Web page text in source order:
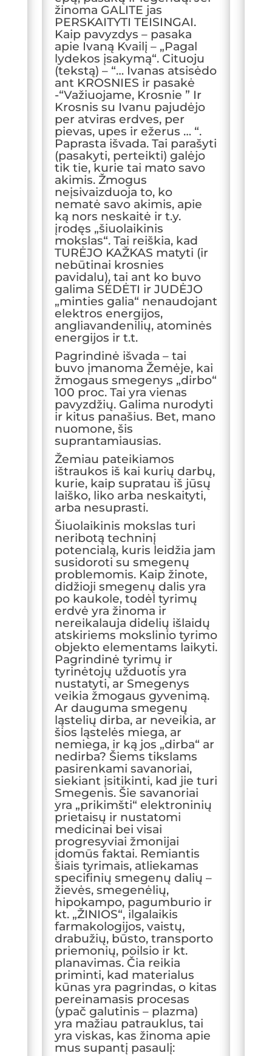
žinoma GALITE jas
PERSKAITYTI TEISINGAI.
Kaip pavyzdys – pasaka
apie Ivaną Kvailį – „Pagal
lydekos įsakymą“. Cituoju
(tekstą) – “… Ivanas atsisėdo
ant KROSNIES ir pasakė
-“Važiuojame, Krosnie ” Ir
Krosnis su Ivanu pajudėjo
per atviras erdves, per
pievas, upes ir ežerus … “.
Paprasta išvada. Tai parašyti
(pasakyti, perteikti) galėjo
tik tie, kurie tai mato savo
akimis. Žmogus
neįsivaizduoja to, ko
nematė savo akimis, apie
ką nors neskaitė ir t.y.
įrodęs „šiuolaikinis
mokslas“. Tai reiškia, kad
TURĖJO KAŽKAS matyti (ir
nebūtinai krosnies
pavidalu), tai ant ko buvo
galima SĖDĖTI ir JUDĖJO
„minties galia“ nenaudojant
elektros energijos,
angliavandenilių, atominės
energijos ir t.t.
Pagrindinė išvada – tai
buvo įmanoma Žemėje, kai
žmogaus smegenys „dirbo“
100 proc. Tai yra vienas
pavyzdžių. Galima nurodyti
ir kitus panašius. Bet, mano
nuomone, šis
suprantamiausias.
Žemiau pateikiamos
ištraukos iš kai kurių darbų,
kurie, kaip supratau iš jūsų
laiško, liko arba neskaityti,
arba nesuprasti.
Šiuolaikinis mokslas turi
neribotą techninį
potencialą, kuris leidžia jam
susidoroti su smegenų
problemomis. Kaip žinote,
didžioji smegenų dalis yra
po kaukole, todėl tyrimų
erdvė yra žinoma ir
nereikalauja didelių išlaidų
atskiriems mokslinio tyrimo
objekto elementams laikyti.
Pagrindinė tyrimų ir
tyrinėtojų užduotis yra
nustatyti, ar Smegenys
veikia žmogaus gyvenimą.
Ar dauguma smegenų
ląstelių dirba, ar neveikia, ar
šios ląstelės miega, ar
nemiega, ir ką jos „dirba“ ar
nedirba? Šiems tikslams
pasirenkami savanoriai,
siekiant įsitikinti, kad jie turi
Smegenis. Šie savanoriai
yra „prikimšti“ elektroninių
prietaisų ir nustatomi
medicinai bei visai
progresyviai žmonijai
įdomūs faktai. Remiantis
šiais tyrimais, atliekamas
specifinių smegenų dalių –
žievės, smegenėlių,
hipokampo, pagumburio ir
kt. „ŽINIOS“, ilgalaikis
farmakologijos, vaistų,
drabužių, būsto, transporto
priemonių, poilsio ir kt.
planavimas. Čia reikia
priminti, kad materialus
kūnas yra pagrindas, o kitas
pereinamasis procesas
(ypač galutinis – plazma)
yra mažiau patrauklus, tai
yra viskas, kas žinoma apie
mus supantį pasaulį: